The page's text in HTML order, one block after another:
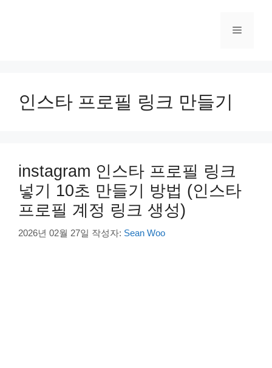
메
인스타 프로필 링크 만들기
instagram 인스타 프로필 링크
넣기 10초 만들기 방법 (인스타
프로필 계정 링크 생성)
2026년 02월 27일 작성자: Sean Woo